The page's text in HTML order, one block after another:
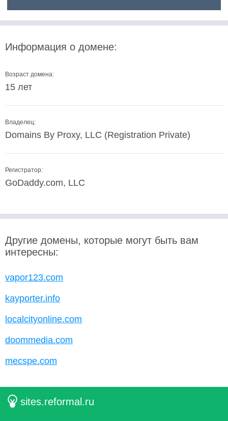
Информация о домене:
Возраст домена:
15 лет
Владелец:
Domains By Proxy, LLC (Registration Private)
Регистратор:
GoDaddy.com, LLC
Другие домены, которые могут быть вам
интересны:
vapor123.com
kayporter.info
localcityonline.com
doommedia.com
mecspe.com
sites.reformal.ru